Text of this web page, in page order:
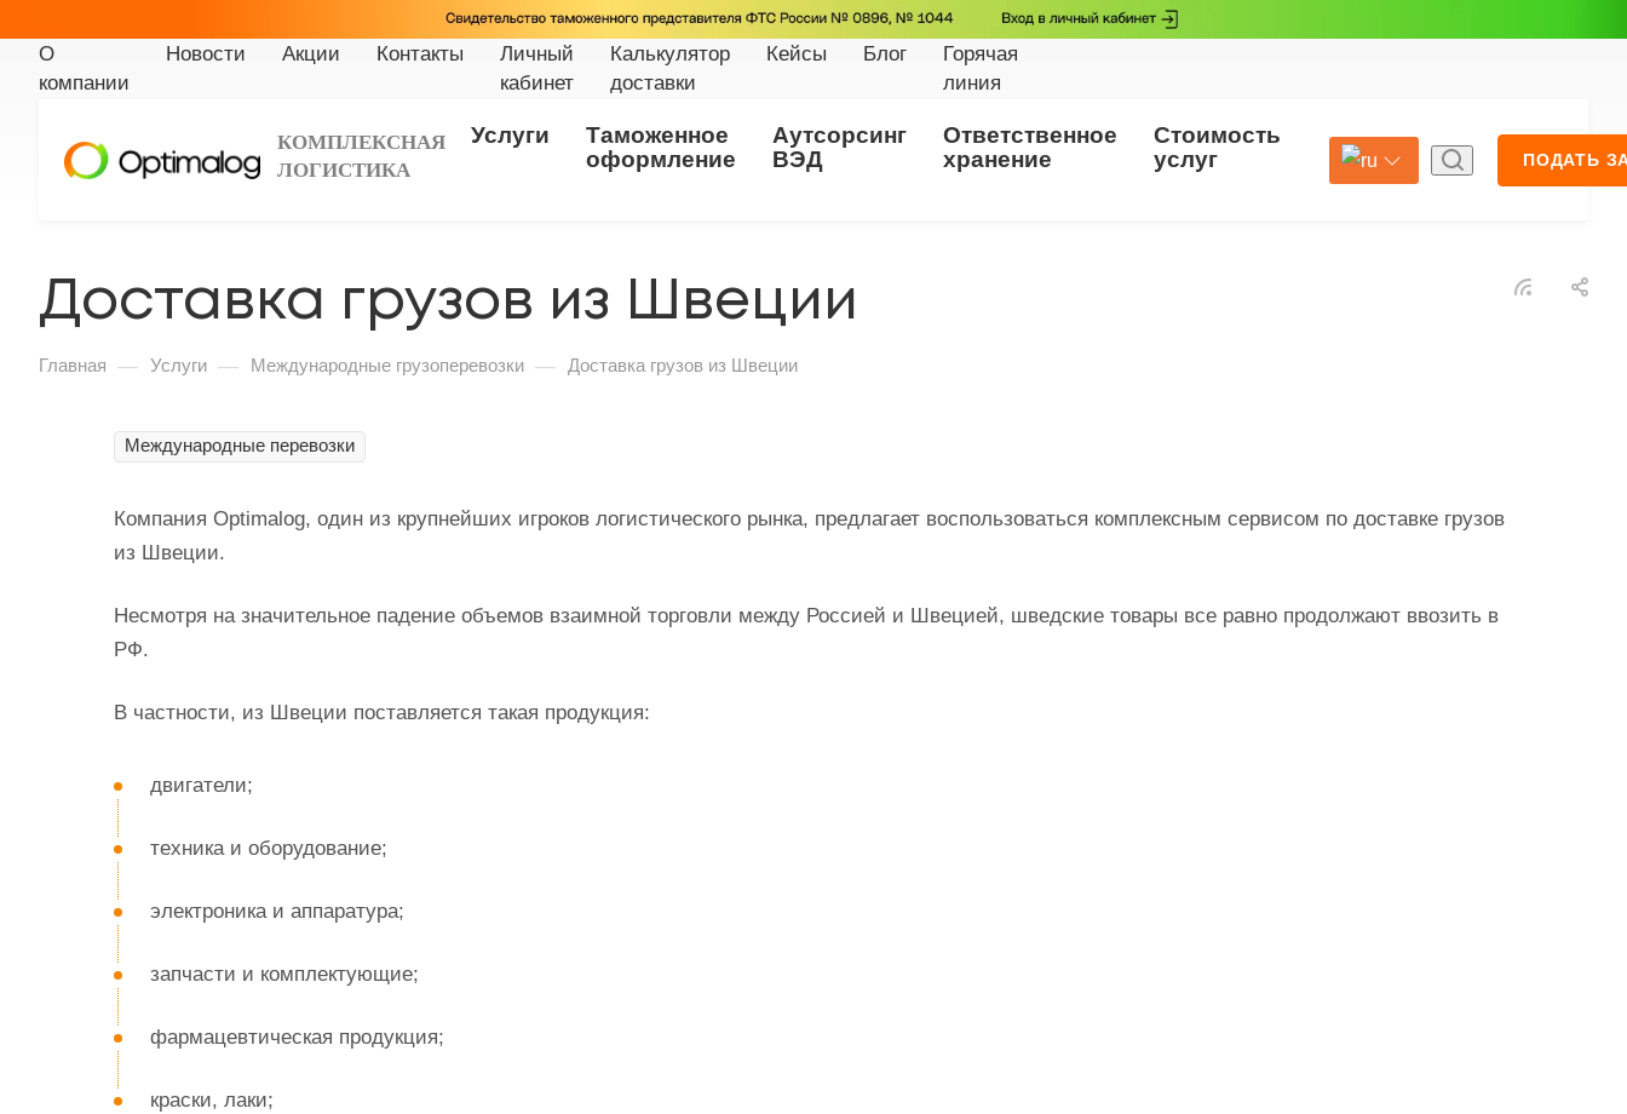
О
компании
Новости Акции Контакты
Личный
кабинет
Калькулятор
доставки
Кейсы Блог
Горячая
линия
КОМПЛЕКСНАЯ
ЛОГИСТИКА
Услуги
Таможенное
оформление
Аутсорсинг
ВЭД
Ответственное
хранение
Стоимость
услуг
Страхование
Select Language
ПОДАТЬ
Доставка грузов из Швеции
Главная — Услуги — Международные грузоперевозки — Доставка грузов из Швеции
Международные перевозки
Компания Optimalog, один из крупнейших игроков логистического рынка, предлагает воспользоваться комплексным сервисом по доставке грузов
из Швеции.
Несмотря на значительное падение объемов взаимной торговли между Россией и Швецией, шведские товары все равно продолжают ввозить в
РФ.
В частности, из Швеции поставляется такая продукция:
двигатели;
техника и оборудование;
электроника и аппаратура;
запчасти и комплектующие;
фармацевтическая продукция;
краски, лаки;